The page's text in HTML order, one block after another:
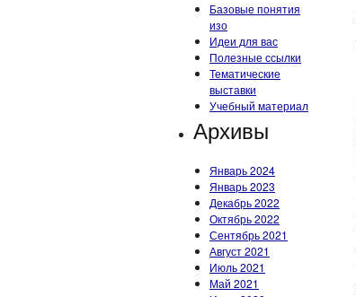
Базовые понятия
изо
Идеи для вас
Полезные ссылки
Тематические
выставки
Учебный материал
Архивы
Январь 2024
Январь 2023
Декабрь 2022
Октябрь 2022
Сентябрь 2021
Август 2021
Июль 2021
Май 2021